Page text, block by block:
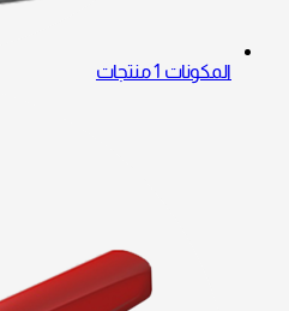
المكونات 1 منتجات